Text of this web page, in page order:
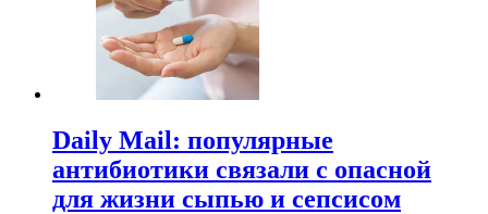
Daily Mail: популярные
антибиотики связали с опасной
для жизни сыпью и сепсисом